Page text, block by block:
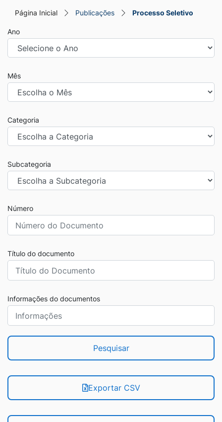
Página Inicial Publicações Processo Seletivo
Ano
Mês
Categoria
Subcategoria
Número
Título do documento
Informações do documentos
Pesquisar
Exportar CSV